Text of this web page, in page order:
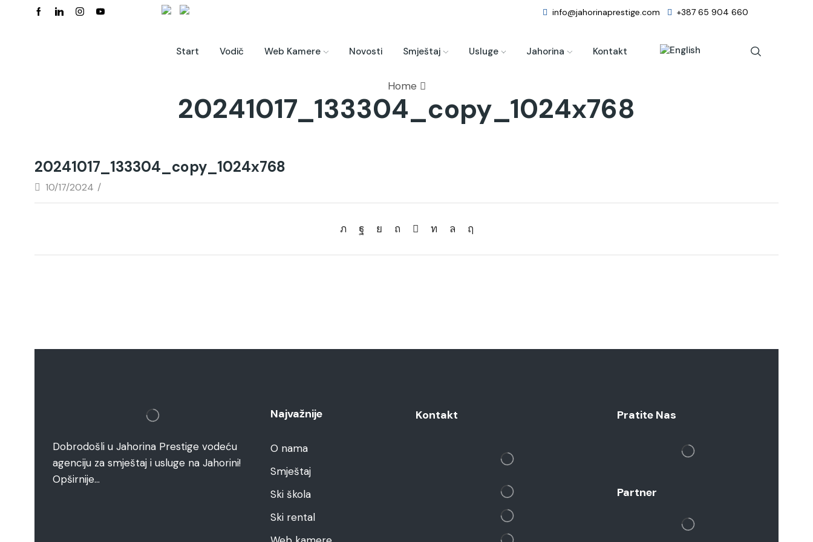
info@jahorinaprestige.com +387 65 904 660
Start Vodič Web Kamere Novosti Smještaj Usluge Jahorina Kontakt
Home
20241017_133304_copy_1024x768
20241017_133304_copy_1024x768
10/17/2024 /
Dobrodošli u Jahorina Prestige vodeću
agenciju za smještaj i usluge na Jahorini!
Opširnije…
Najvažnije
O nama
Smještaj
Ski škola
Ski rental
Kontakt Pratite Nas
Partner